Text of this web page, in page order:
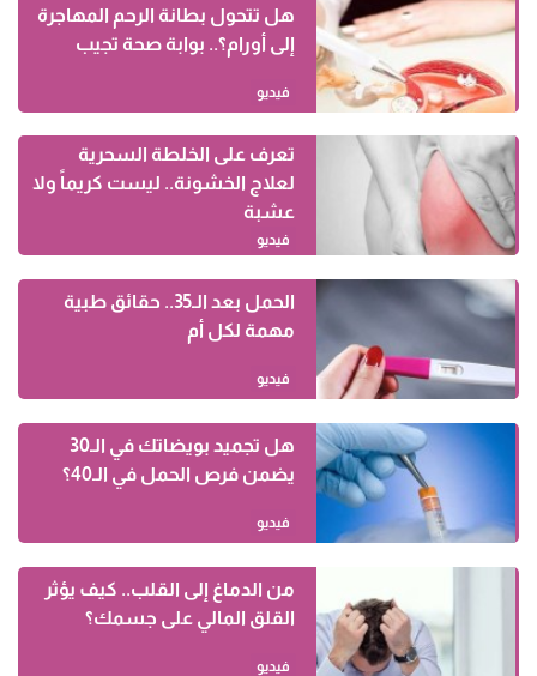
هل تتحول بطانة الرحم المهاجرة
إلى أورام؟.. بوابة صحة تجيب
فيديو
تعرف على الخلطة السحرية
لعلاج الخشونة.. ليست كريماً ولا
عشبة
فيديو
الحمل بعد الـ35.. حقائق طبية
مهمة لكل أم
فيديو
هل تجميد بويضاتك في الـ30
يضمن فرص الحمل في الـ40؟
فيديو
من الدماغ إلى القلب.. كيف يؤثر
القلق المالي على جسمك؟
فيديو